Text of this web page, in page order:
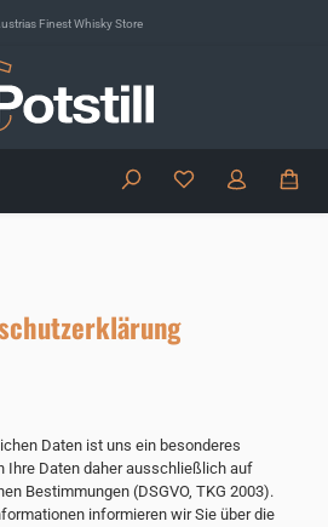
Finest Whisky Store
Du hast 0
Daten ist uns ein besonderes
Ihre Daten daher ausschließlich auf
Bestimmungen (DSGVO, TKG 2003).
informieren wir Sie über die